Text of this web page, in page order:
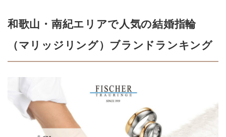
和歌山・南紀エリアで人気の結婚指輪
（マリッジリング）ブランドランキング